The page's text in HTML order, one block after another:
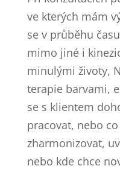
ve kterých mám
se v průběhu
mimo jiné i
minulými životy,
terapie barvami,
se s klientem
pracovat, nebo
zharmonizovat,
nebo kde chce